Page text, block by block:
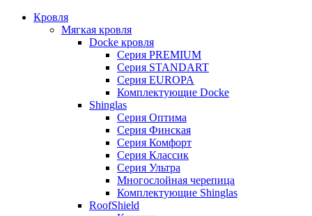
Кровля
Мягкая кровля
Docke кровля
Серия PREMIUM
Серия STANDART
Серия EUROPA
Комплектующие Docke
Shinglas
Серия Оптима
Серия Финская
Серия Комфорт
Серия Классик
Серия Ультра
Многослойная черепица
Комплектующие Shinglas
RoofShield